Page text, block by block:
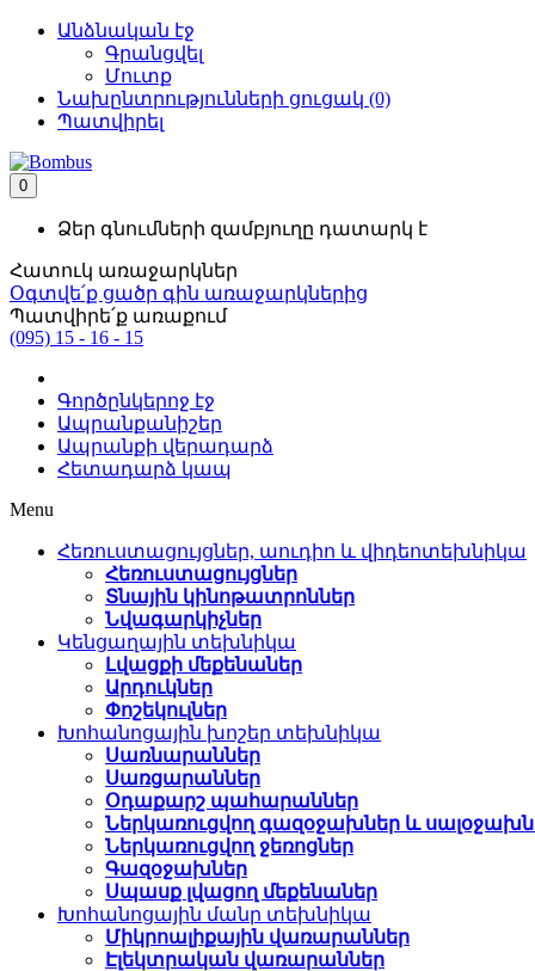
Անձնական էջ
Գրանցվել
Մուտք
Նախընտրությունների ցուցակ (0)
Պատվիրել
0
Ձեր գնումների զամբյուղը դատարկ է
Հատուկ առաջարկներ
Օգտվե՛ք ցածր գին առաջարկներից
Պատվիրե՛ք առաքում
(095) 15 - 16 - 15
Գործընկերոջ էջ
Ապրանքանիշեր
Ապրանքի վերադարձ
Հետադարձ կապ
Menu
Հեռուստացույցներ, աուդիո և վիդեոտեխնիկա
Հեռուստացույցներ
Տնային կինոթատրոններ
Նվագարկիչներ
Կենցաղային տեխնիկա
Լվացքի մեքենաներ
Արդուկներ
Փոշեկուլներ
Խոհանոցային խոշեր տեխնիկա
Սառնարաններ
Սառցարաններ
Օդաքարշ պահարաններ
Ներկառուցվող գազօջախներ և
Ներկառուցվող ջեռոցներ
Գազօջախներ
Սպասք լվացող մեքենաներ
Խոհանոցային մանր տեխնիկա
Միկրոալիքային վառարաններ
Էլեկտրական վառարաններ